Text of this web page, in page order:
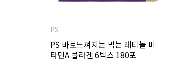
PS
PS 바로느껴지는 먹는 레티놀 비
타민A 콜라겐 6박스 180포